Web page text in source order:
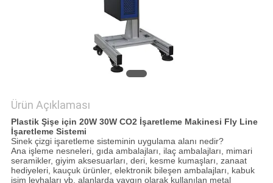
Ürün Açıklaması
Plastik Şişe için 20W 30W CO2 İşaretleme Makinesi Fly Line
İşaretleme Sistemi
Sinek çizgi işaretleme sisteminin uygulama alanı nedir?
Ana işleme nesneleri, gıda ambalajları, ilaç ambalajları, mimari
seramikler, giyim aksesuarları, deri, kesme kumaşları, zanaat
hediyeleri, kauçuk ürünler, elektronik bileşen ambalajları, kabuk
isim levhaları vb. alanlarda yaygın olarak kullanılan metal